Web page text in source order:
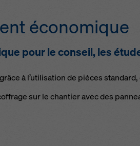
économique
pour le conseil, les
à l’utilisation de pièces
sur le chantier avec des